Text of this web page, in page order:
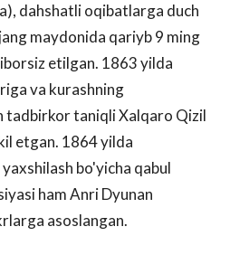
dahshatli oqibatlarga duch
maydonida qariyb 9 ming
etilgan. 1863 yilda
va kurashning
tadbirkor taniqli Xalqaro Qizil
etgan. 1864 yilda
bo'yicha qabul
ham Anri Dyunan
asoslangan.